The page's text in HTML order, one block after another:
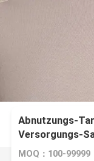
Abnutzungs-
Versorgungs-
taktischer
MOQ：100-99999